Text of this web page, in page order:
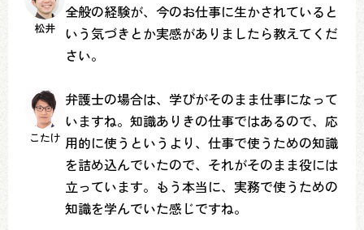
松井
全般の経験が、今のお仕事に生かされていると
いう気づきとか実感がありましたら教えてくだ
さい。
こたけ
弁護士の場合は、学びがそのまま仕事になって
いますね。知識ありきの仕事ではあるので、応
用的に使うというより、仕事で使うための知識
を詰め込んでいたので、それがそのまま役には
立っています。もう本当に、実務で使うための
知識を学んでいた感じですね。